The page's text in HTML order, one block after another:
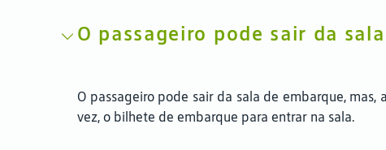
O passageiro pode sair da
O passageiro pode sair da sala de embarque,
vez, o bilhete de embarque para entrar na sala.